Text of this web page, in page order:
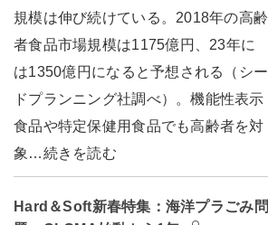
規模は伸び続けている。2018年の高齢
者食品市場規模は1175億円、23年に
は1350億円になると予想される（シー
ドプランニング社調べ）。機能性表示
食品や特定保健用食品でも高齢者を対
象…続きを読む
Hard＆Soft新春特集：海洋プラごみ問